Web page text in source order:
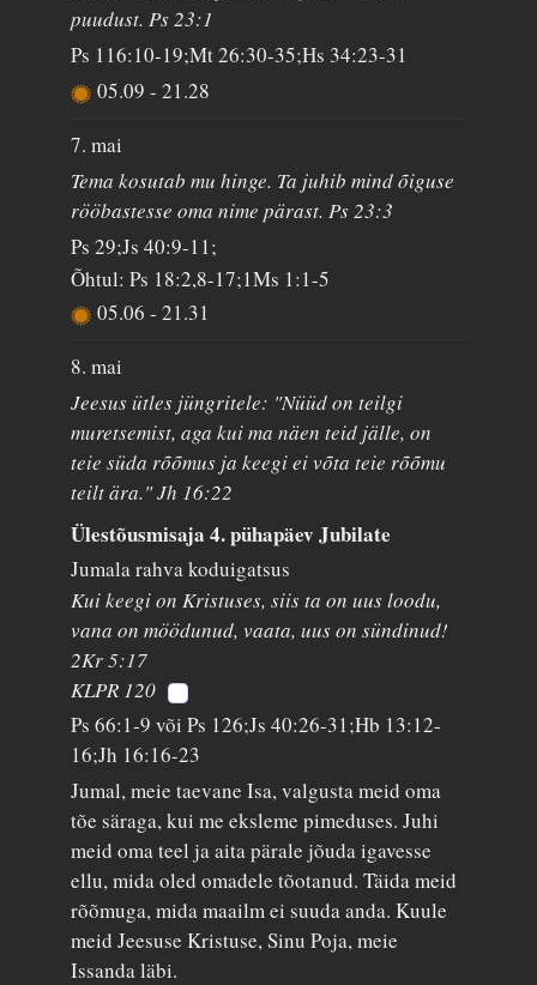
puudust. Ps 23:1
Ps 116:10-19;Mt 26:30-35;Hs 34:23-31
05.09-21.28
7. mai
Tema kosutab mu hinge. Ta juhib mind õiguse
rööbastesse oma nime pärast. Ps 23:3
Ps 29;Js 40:9-11;
Õhtul: Ps 18:2,8-17;1Ms 1:1-5
05.06-21.31
8. mai
Jeesus ütles jüngritele: "Nüüd on teilgi
muretsemist, aga kui ma näen teid jälle, on
teie süda rõõmus ja keegi ei võta teie rõõmu
teilt ära." Jh 16:22
Ülestõusmisaja 4. pühapäev Jubilate
Jumala rahva koduigatsus
Kui keegi on Kristuses, siis ta on uus loodu,
vana on möödunud, vaata, uus on sündinud!
2Kr 5:17
KLPR 120
Ps 66:1-9 või Ps 126;Js 40:26-31;Hb 13:12-
16;Jh 16:16-23
Jumal, meie taevane Isa, valgusta meid oma
tõe säraga, kui me eksleme pimeduses. Juhi
meid oma teel ja aita pärale jõuda igavesse
ellu, mida oled omadele tõotanud. Täida meid
rõõmuga, mida maailm ei suuda anda. Kuule
meid Jeesuse Kristuse, Sinu Poja, meie
Issanda läbi.